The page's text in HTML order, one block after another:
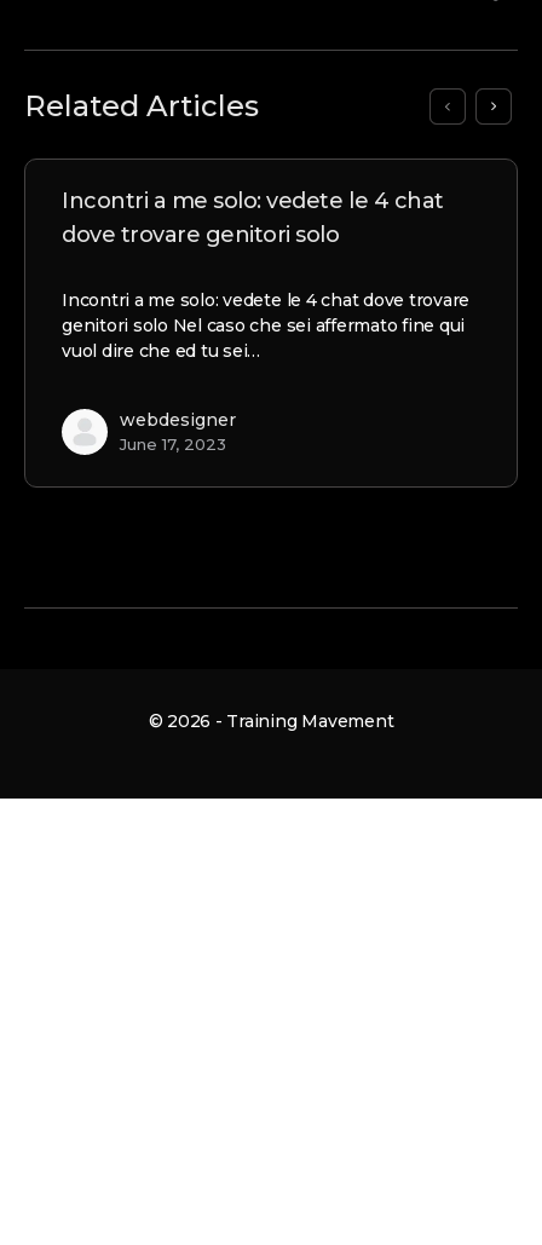
Related Articles
Incontri a me solo: vedete le 4 chat
dove trovare genitori solo
Incontri a me solo: vedete le 4 chat dove trovare
genitori solo Nel caso che sei affermato fine qui
vuol dire che ed tu sei…
webdesigner
June 17, 2023
© 2026 - Training Mavement